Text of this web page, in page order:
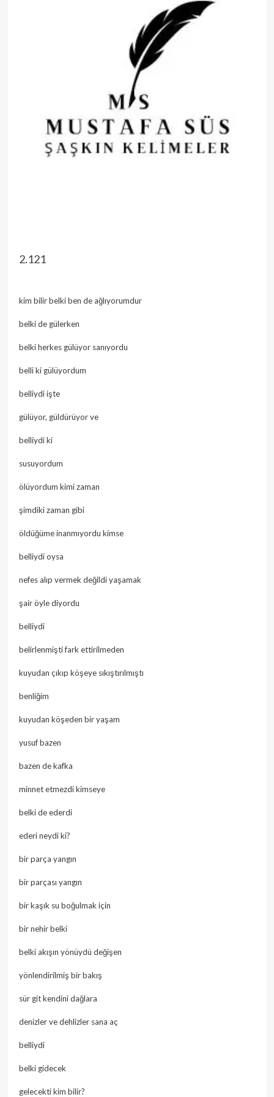
2.121
kim bilir belki ben de ağlıyorumdur
belki de gülerken
belki herkes gülüyor sanıyordu
belli ki gülüyordum
belliydi işte
gülüyor, güldürüyor ve
belliydi ki
susuyordum
ölüyordum kimi zaman
şimdiki zaman gibi
öldüğüme inanmıyordu kimse
belliydi oysa
nefes alıp vermek değildi yaşamak
şair öyle diyordu
belliydi
belirlenmişti fark ettirilmeden
kuyudan çıkıp köşeye sıkıştırılmıştı
benliğim
kuyudan köşeden bir yaşam
yusuf bazen
bazen de kafka
minnet etmezdi kimseye
belki de ederdi
ederi neydi ki?
bir parça yangın
bir parçası yangın
bir kaşık su boğulmak için
bir nehir belki
belki akışın yönüydü değişen
yönlendirilmiş bir bakış
sür git kendini dağlara
denizler ve dehlizler sana aç
belliydi
belki gidecek
gelecekti kim bilir?